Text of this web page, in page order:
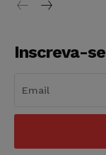
Inscreva-se